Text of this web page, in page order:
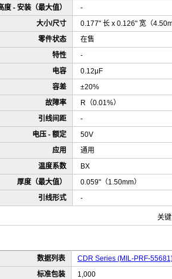
度 - 安装（最大值）
-
大小/尺寸
0.177" 长 x 0.126" 宽（
零件状态
在售
特性
-
电容
0.12μF
容差
±20%
故障率
R（0.01%）
引线间距
-
电压 - 额定
50V
应用
通用
温度系数
BX
厚度（最大值）
0.059"（1.50mm）
引线形式
-
关键
数据列表
CDR Series (MIL-PRF-
标准包装
1,000